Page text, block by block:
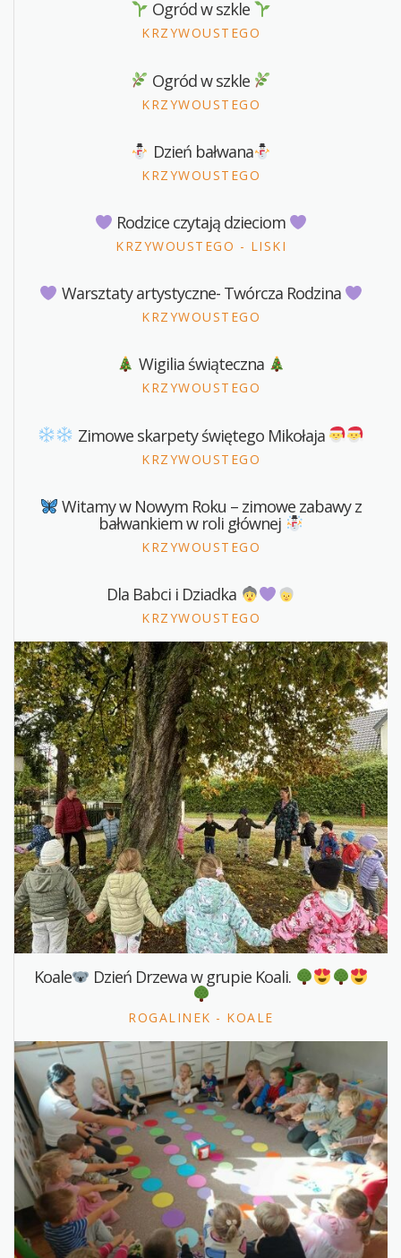
Ogród w szkle
KRZYWOUSTEGO
Ogród w szkle
KRZYWOUSTEGO
Dzień bałwana
KRZYWOUSTEGO
Rodzice czytają dzieciom
KRZYWOUSTEGO - LISKI
Warsztaty artystyczne- Twórcza Rodzina
KRZYWOUSTEGO
Wigilia świąteczna
KRZYWOUSTEGO
Zimowe skarpety świętego Mikołaja
KRZYWOUSTEGO
Witamy w Nowym Roku – zimowe zabawy z
bałwankiem w roli głównej
KRZYWOUSTEGO
Dla Babci i Dziadka
KRZYWOUSTEGO
Koale Dzień Drzewa w grupie Koali.
ROGALINEK - KOALE